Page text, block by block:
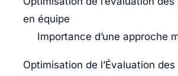
en équipe
Importance d’une approche
Optimisation de l’Évaluation